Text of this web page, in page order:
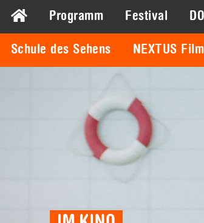
Programm Festival
Schule des Sehens NEXTUS